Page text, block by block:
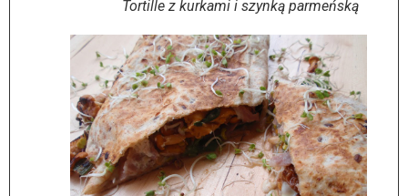
Tortille z kurkami i szynką parmeńską